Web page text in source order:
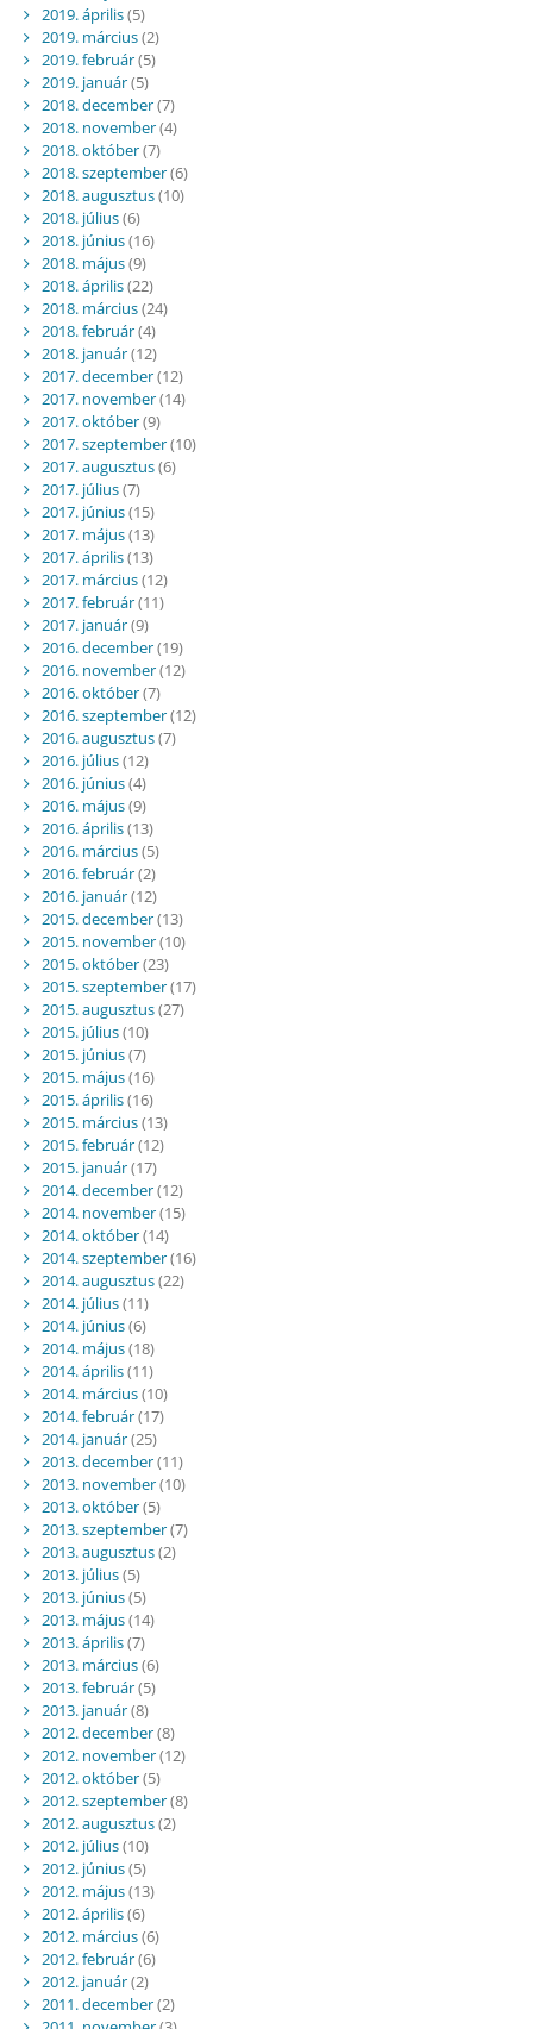
2019. április(5)
2019. március(2)
2019. február(5)
2019. január(5)
2018. december(7)
2018. november(4)
2018. október(7)
2018. szeptember(6)
2018. augusztus(10)
2018. július(6)
2018. június(16)
2018. május(9)
2018. április(22)
2018. március(24)
2018. február(4)
2018. január(12)
2017. december(12)
2017. november(14)
2017. október(9)
2017. szeptember(10)
2017. augusztus(6)
2017. július(7)
2017. június(15)
2017. május(13)
2017. április(13)
2017. március(12)
2017. február(11)
2017. január(9)
2016. december(19)
2016. november(12)
2016. október(7)
2016. szeptember(12)
2016. augusztus(7)
2016. július(12)
2016. június(4)
2016. május(9)
2016. április(13)
2016. március(5)
2016. február(2)
2016. január(12)
2015. december(13)
2015. november(10)
2015. október(23)
2015. szeptember(17)
2015. augusztus(27)
2015. július(10)
2015. június(7)
2015. május(16)
2015. április(16)
2015. március(13)
2015. február(12)
2015. január(17)
2014. december(12)
2014. november(15)
2014. október(14)
2014. szeptember(16)
2014. augusztus(22)
2014. július(11)
2014. június(6)
2014. május(18)
2014. április(11)
2014. március(10)
2014. február(17)
2014. január(25)
2013. december(11)
2013. november(10)
2013. október(5)
2013. szeptember(7)
2013. augusztus(2)
2013. július(5)
2013. június(5)
2013. május(14)
2013. április(7)
2013. március(6)
2013. február(5)
2013. január(8)
2012. december(8)
2012. november(12)
2012. október(5)
2012. szeptember(8)
2012. augusztus(2)
2012. július(10)
2012. június(5)
2012. május(13)
2012. április(6)
2012. március(6)
2012. február(6)
2012. január(2)
2011. december(2)